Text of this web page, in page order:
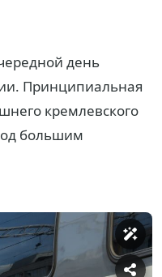
день
Принципиальная
кремлевского
большим